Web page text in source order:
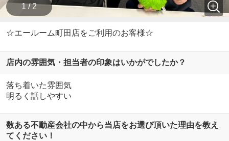
1 / 2
☆エールーム町田店をご利用のお客様☆
店内の雰囲気・担当者の印象はいかがでしたか？
落ち着いた雰囲気
明るく話しやすい
数ある不動産会社の中から当店をお選び頂いた理由を教え
てください！